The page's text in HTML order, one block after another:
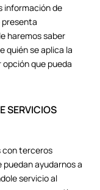
información de
haremos saber
quién se aplica la
que pueda
SERVICIOS
con terceros
ayudarnos a
servicio al